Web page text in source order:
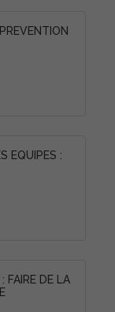
EQUIPES :
FAIRE DE LA